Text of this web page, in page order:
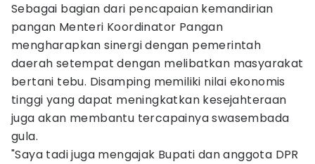
Sebagai bagian dari pencapaian kemandirian
pangan Menteri Koordinator Pangan
mengharapkan sinergi dengan pemerintah
daerah setempat dengan melibatkan masyarakat
bertani tebu. Disamping memiliki nilai ekonomis
tinggi yang dapat meningkatkan kesejahteraan
juga akan membantu tercapainya swasembada
gula.
"Saya tadi juga mengajak Bupati dan anggota DPR